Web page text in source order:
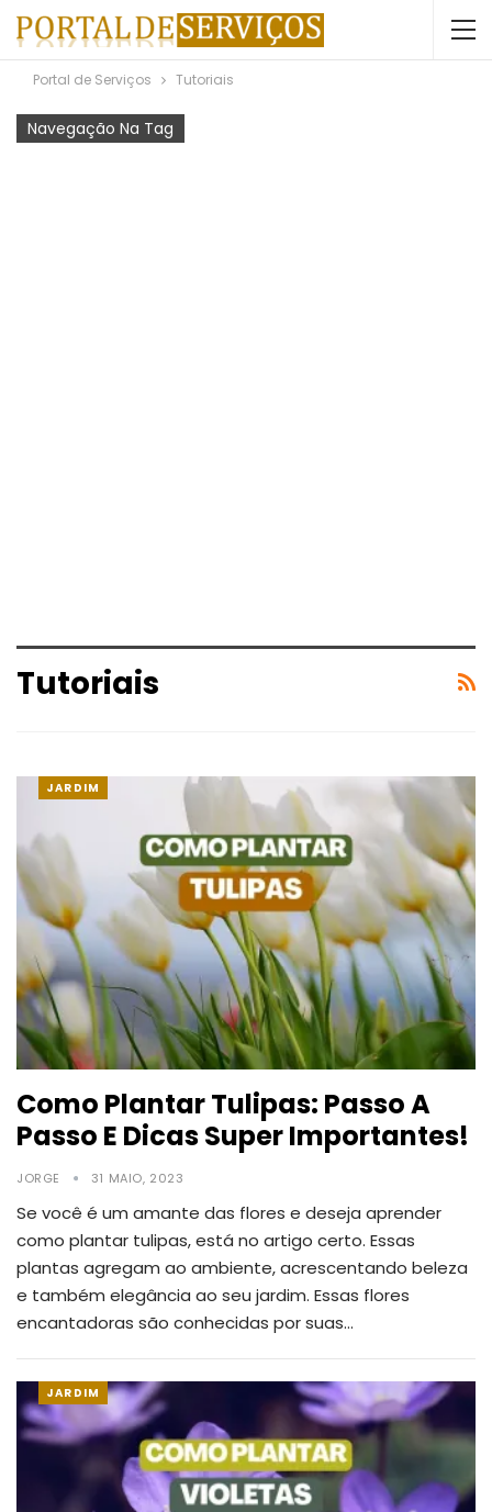
Portal de Serviços Tutoriais
Navegação Na Tag
Tutoriais
JARDIM
Como Plantar Tulipas: Passo A
Passo E Dicas Super Importantes!
JORGE 31 MAIO, 2023
Se você é um amante das flores e deseja aprender
como plantar tulipas, está no artigo certo. Essas
plantas agregam ao ambiente, acrescentando beleza
e também elegância ao seu jardim. Essas flores
encantadoras são conhecidas por suas…
JARDIM